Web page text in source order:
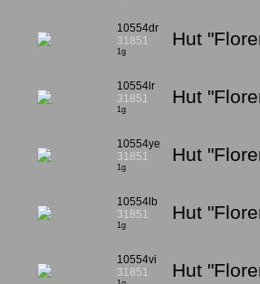
10554dr
31851
1g
Hut
10554lr
31851
1g
Hut
10554ye
31851
1g
Hut
10554lb
31851
1g
Hut
10554vi
31851
Hut